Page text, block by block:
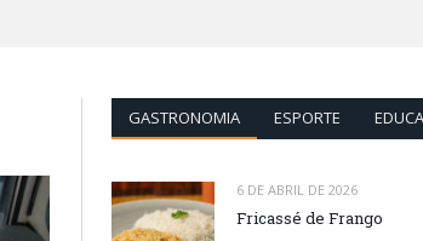
GASTRONOMIA ESPORTE
6 DE ABRIL DE 2026
Fricassé de Frango